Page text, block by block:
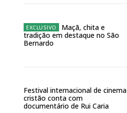
Maçã, chita e
tradição em destaque no São
Bernardo
Festival internacional de cinema
cristão conta com
documentário de Rui Caria